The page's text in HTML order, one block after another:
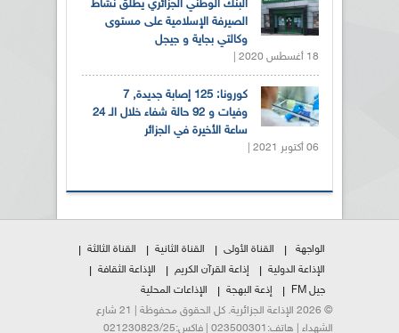
البنك الوطني الجزائري يطلق نشاط
الصيرفة الإسلامية على مستوى
وكالتي بجاية و جيجل
18 أغسطس 2020 |
كورونا: 125 إصابة جديدة, 7
وفيات و 92 حالة شفاء خلال الـ 24
ساعة الأخيرة في الجزائر
06 أكتوبر 2021 |
الواجهة القناة الأولى القناة الثانية
القناة الثالثة
الإذاعة الدولية
إذاعة القرآن الكريم
الإذاعة الثقافة
جيل FM
إذعة البهجة
الإذاعات المحلية
© 2026 الإذاعة الجزائرية. كل الحقوق محفوظة | 21 شارع
الشهداء | هاتف:023500301 | فاكس:021230823/25